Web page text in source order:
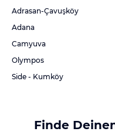
Adrasan-Çavuşköy
Adana
Camyuva
Olympos
Side - Kumköy
Finde